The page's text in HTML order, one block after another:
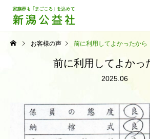
お客様の声 前に利用してよかったから
前に利用してよかっ
2025.06